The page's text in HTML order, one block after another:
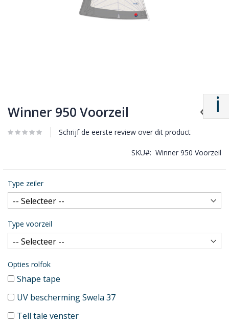
Winner 950 Voorzeil
Schrijf de eerste review over dit product
SKU Winner 950 Voorzeil
Type zeiler
Type voorzeil
Opties rolfok
Shape tape
UV bescherming Swela 37
Tell tale venster